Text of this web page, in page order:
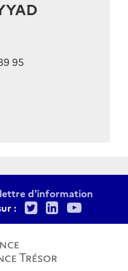
95
d'information
:
TwitterLinkedIn